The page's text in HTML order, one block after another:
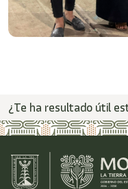
¿Te ha resultado útil